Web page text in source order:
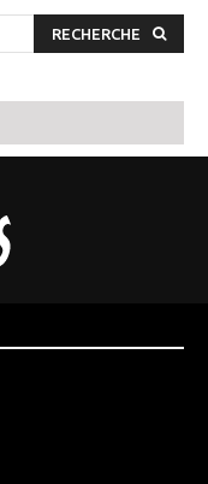
RECHERCHE